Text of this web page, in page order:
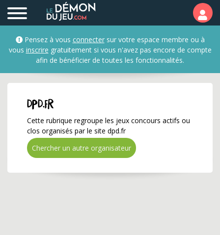
dpd.fr ✅ Gagnez de
Pensez à vous connectersur votre espace membre ou à
vous inscrire gratuitement si vous n'avez pas encore de compte
afin de bénéficier de toutes les fonctionnalités.
dpd.fr
Cette rubrique regroupe les jeux concours actifs ou
clos organisés par le site dpd.fr
Chercher un autre organisateur